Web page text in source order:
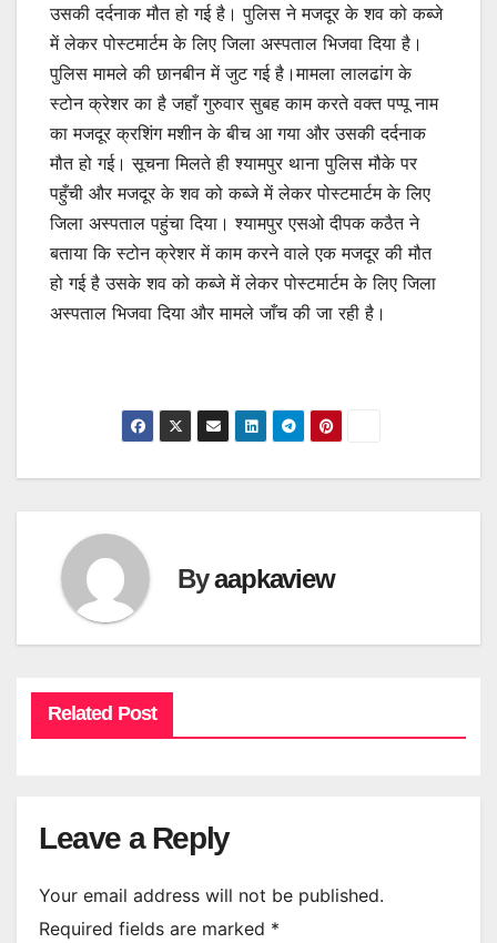
उसकी दर्दनाक मौत हो गई है। पुलिस ने मजदूर के शव को कब्जे
में लेकर पोस्टमार्टम के लिए जिला अस्पताल भिजवा दिया है।
पुलिस मामले की छानबीन में जुट गई है।मामला लालढांग के
स्टोन क्रेशर का है जहाँ गुरुवार सुबह काम करते वक्त पप्पू नाम
का मजदूर क्रशिंग मशीन के बीच आ गया और उसकी दर्दनाक
मौत हो गई। सूचना मिलते ही श्यामपुर थाना पुलिस मौके पर
पहुँची और मजदूर के शव को कब्जे में लेकर पोस्टमार्टम के लिए
जिला अस्पताल पहुंचा दिया। श्यामपुर एसओ दीपक कठैत ने
बताया कि स्टोन क्रेशर में काम करने वाले एक मजदूर की मौत
हो गई है उसके शव को कब्जे में लेकर पोस्टमार्टम के लिए जिला
अस्पताल भिजवा दिया और मामले जाँच की जा रही है।
Byaapkaview
Related Post
Leave a Reply
Your email address will not be published.
Required fields are marked *